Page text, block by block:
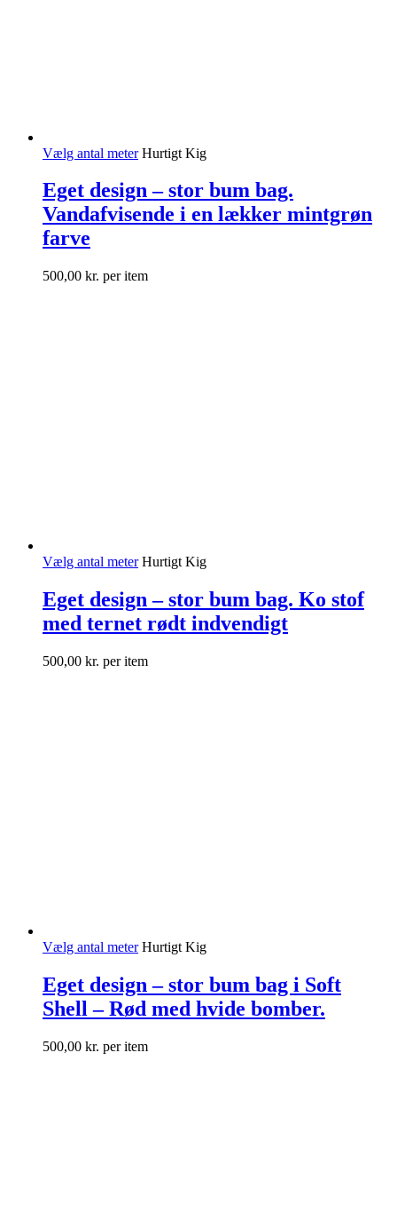
Vælg antal meter Hurtigt Kig
Eget design – stor bum bag.
Vandafvisende i en lækker mintgrøn
farve
500,00 kr. per item
Vælg antal meter Hurtigt Kig
Eget design – stor bum bag. Ko stof
med ternet rødt indvendigt
500,00 kr. per item
Vælg antal meter Hurtigt Kig
Eget design – stor bum bag i Soft
Shell – Rød med hvide bomber.
500,00 kr. per item